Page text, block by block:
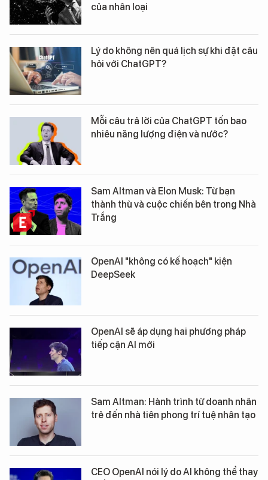
của nhân loại
Lý do không nên quá lịch sự khi đặt câu
hỏi với ChatGPT?
Mỗi câu trả lời của ChatGPT tốn bao
nhiêu năng lượng điện và nước?
Sam Altman và Elon Musk: Từ bạn
thành thù và cuộc chiến bên trong Nhà
Trắng
OpenAI "không có kế hoạch" kiện
DeepSeek
OpenAI sẽ áp dụng hai phương pháp
tiếp cận AI mới
Sam Altman: Hành trình từ doanh nhân
trẻ đến nhà tiên phong trí tuệ nhân tạo
CEO OpenAI nói lý do AI không thể thay